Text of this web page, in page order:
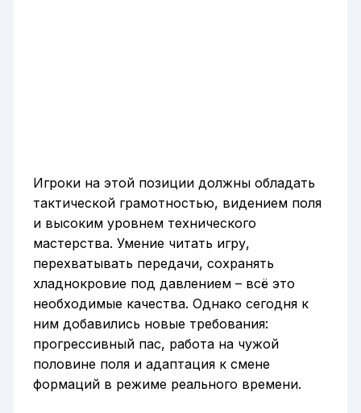
Игроки на этой позиции должны обладать
тактической грамотностью, видением поля
и высоким уровнем технического
мастерства. Умение читать игру,
перехватывать передачи, сохранять
хладнокровие под давлением – всё это
необходимые качества. Однако сегодня к
ним добавились новые требования:
прогрессивный пас, работа на чужой
половине поля и адаптация к смене
формаций в режиме реального времени.